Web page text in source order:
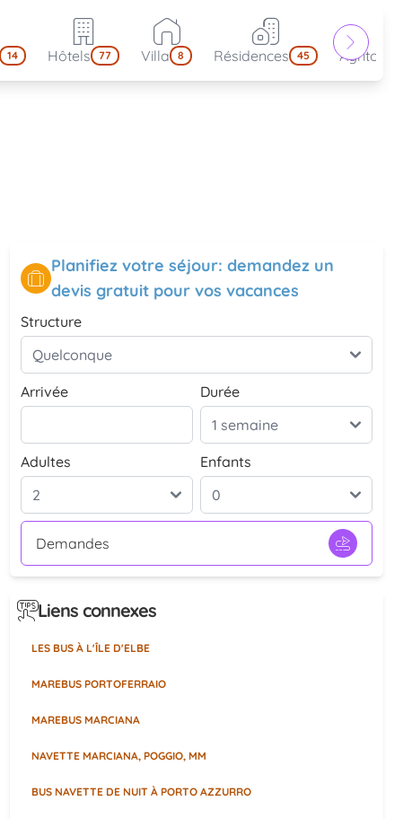
14 Hôtels 77 Villa 8 Résidences 45
Planifiez votre séjour: demandez un
devis gratuit pour vos vacances
Structure
Arrivée Durée
Adultes Enfants
Demandes
Liens connexes
LES BUS À L'ÎLE D'ELBE
MAREBUS PORTOFERRAIO
MAREBUS MARCIANA
NAVETTE MARCIANA, POGGIO, MM
BUS NAVETTE DE NUIT À PORTO AZZURRO